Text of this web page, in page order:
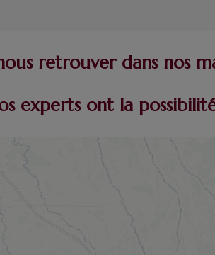
retrouver dans nos
experts ont la